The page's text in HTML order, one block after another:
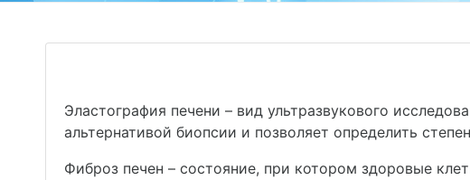
Эластография печени – вид ультразвукового
альтернативой биопсии и позволяет определить
Фиброз печен – состояние, при котором здоровые